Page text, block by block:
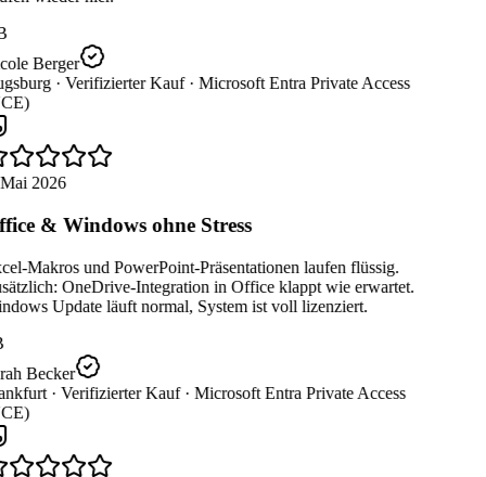
Berger
· Verifizierter Kauf · Microsoft Entra Private Access
2026
& Windows ohne Stress
Makros und PowerPoint-Präsentationen laufen flüssig.
OneDrive-Integration in Office klappt wie erwartet.
Update läuft normal, System ist voll lizenziert.
Becker
· Verifizierter Kauf · Microsoft Entra Private Access